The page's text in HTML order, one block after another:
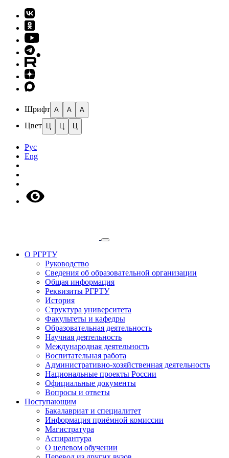
Шрифт A A A
Цвет Ц Ц Ц
Рус
Eng
О РГРТУ
Руководство
Сведения об образовательной организации
Общая информация
Реквизиты РГРТУ
История
Структура университета
Факультеты и кафедры
Образовательная деятельность
Научная деятельность
Международная деятельность
Воспитательная работа
Административно-хозяйственная деятельность
Национальные проекты России
Официальные документы
Вопросы и ответы
Поступающим
Бакалавриат и специалитет
Информация приёмной комиссии
Магистратура
Аспирантура
О целевом обучении